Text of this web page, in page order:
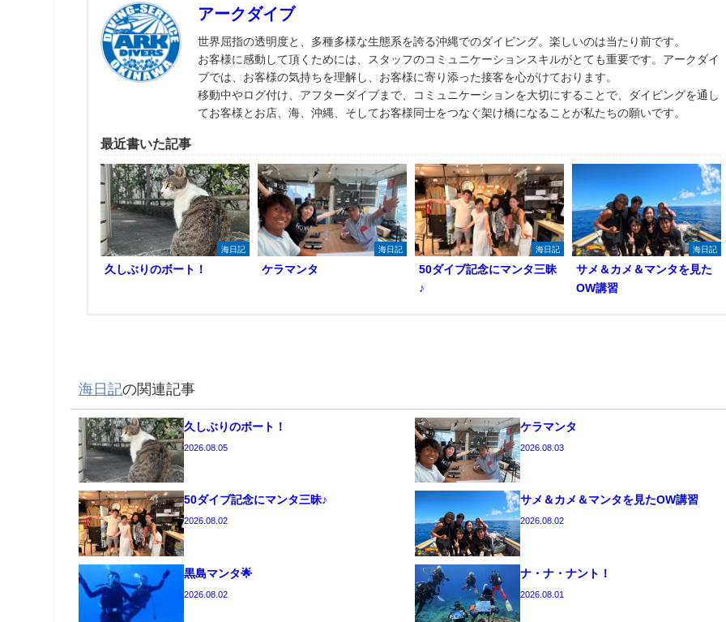
アークダイブ
世界屈指の透明度と、多種多様な生態系を誇る沖縄でのダイビング。楽しいのは当たり前です。
お客様に感動して頂くためには、スタッフのコミュニケーションスキルがとても重要です。アークダイ
ブでは、お客様の気持ちを理解し、お客様に寄り添った接客を心がけております。
移動中やログ付け、アフターダイブまで、コミュニケーションを大切にすることで、ダイビングを通し
てお客様とお店、海、沖縄、そしてお客様同士をつなぐ架け橋になることが私たちの願いです。
最近書いた記事
海日記
久しぶりのボート！
海日記
ケラマンタ
海日記
50ダイブ記念にマンタ三昧
♪
海日記
サメ＆カメ＆マンタを見た
OW講習
海日記の関連記事
久しぶりのボート！
2026.08.05
ケラマンタ
2026.08.03
50ダイブ記念にマンタ三昧♪
2026.08.02
サメ＆カメ＆マンタを見たOW講習
2026.08.02
黒島マンタ🌟
2026.08.02
ナ・ナ・ナント！
2026.08.01